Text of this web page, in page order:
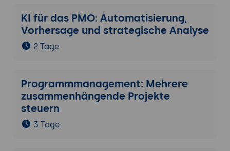
Aufgabenvorlagen (wiederkehrende
Checklisten).
API und Integrationen:
externe Systeme (CRM, ERP, E-Mail) über
Automatisierungen. Verfügbar ab
einrichten (Frist-Erinnerung +
KI für das PMO: Automatisierung,
Vorhersage und strategische Analyse
2 Tage
Programmmanagement: Mehrere
zusammenhängende Projekte
steuern
3 Tage